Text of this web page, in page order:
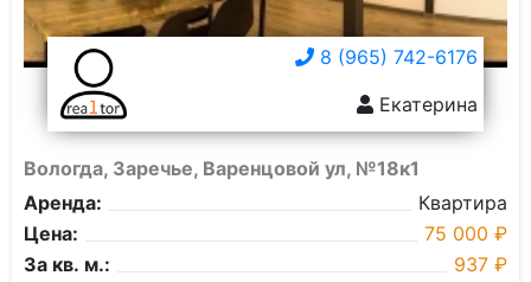
8 (965) 742-6176
Екатерина
Вологда, Заречье, Варенцовой ул, №18к1
Аренда:
Квартира
Цена:
75 000 ₽
За кв. м.:
937 ₽